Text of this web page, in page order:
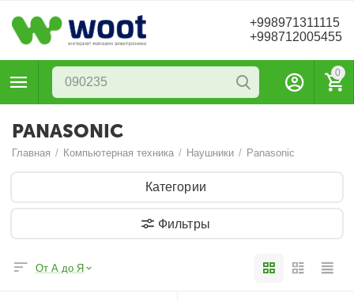
+998971311115
+998712005455
0
PANASONIC
Главная / Компьютерная техника / Наушники / Panasonic
Категории
Фильтры
От А до Я